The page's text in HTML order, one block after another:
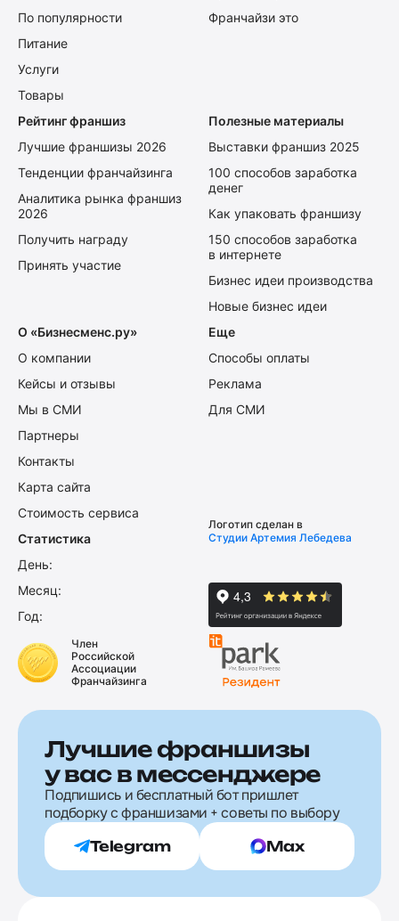
По популярности
Питание
Услуги
Товары
Франчайзи это
Рейтинг франшиз
Лучшие франшизы 2026
Тенденции франчайзинга
Аналитика рынка франшиз
2026
Получить награду
Принять участие
Полезные материалы
Выставки франшиз 2025
100 способов заработка
денег
Как упаковать франшизу
150 способов заработка
в интернете
Бизнес идеи производства
Новые бизнес идеи
О «Бизнесменс.ру»
О компании
Кейсы и отзывы
Мы в СМИ
Партнеры
Контакты
Карта сайта
Стоимость сервиса
Еще
Способы оплаты
Реклама
Для СМИ
Статистика
День:
Месяц:
Год:
Логотип сделан в
Студии Артемия Лебедева
Член
Российской
Ассоциации
Франчайзинга
Лучшие франшизы
у вас в мессенджере
Подпишись и бесплатный бот пришлет
подборку с франшизами + советы по выбору
Telegram Max